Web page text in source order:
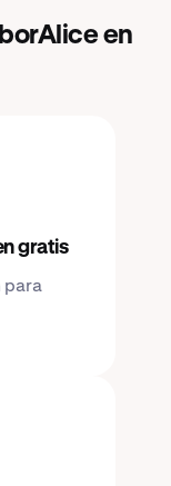
en
gratis
para